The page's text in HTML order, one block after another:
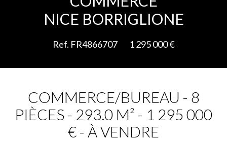
NICE BORRIGLIONE
Ref. FR4866707 1 295 000 €
COMMERCE/BUREAU - 8
PIÈCES - 293.0 M² - 1 295 000
€ - À VENDRE